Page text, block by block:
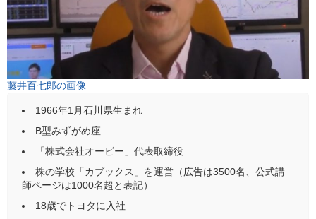
藤井百七郎の画像
1966年1月石川県生まれ
B型みずがめ座
「株式会社オービー」代表取締役
株の学校「カブックス」を運営（広告は3500名、公式講
師ページは1000名超と表記）
18歳でトヨタに入社